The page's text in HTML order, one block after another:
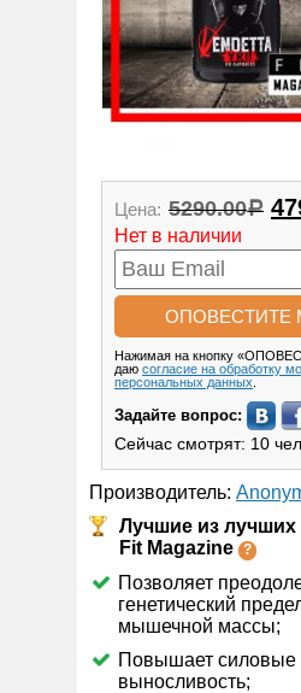
Цена: 5290.00Р
Нет в наличии
Нажимая на кнопку
даю согласие на обработку
персональных данных
Задайте вопрос:
Сейчас смотрят: 10
Производитель:
Лучшие из
Fit Magazine
Позволяет
генетический
мышечной массы;
Повышает силовые
выносливость;